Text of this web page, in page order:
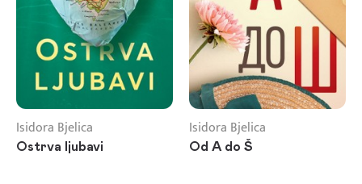
Isidora Bjelica
Ostrva ljubavi
Isidora Bjelica
Od A do Š